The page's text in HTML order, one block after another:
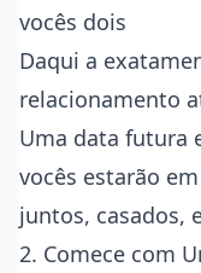
vocês dois
Daqui a
relacionamento
Uma data futura
vocês estarão
juntos, casados,
2. Comece com